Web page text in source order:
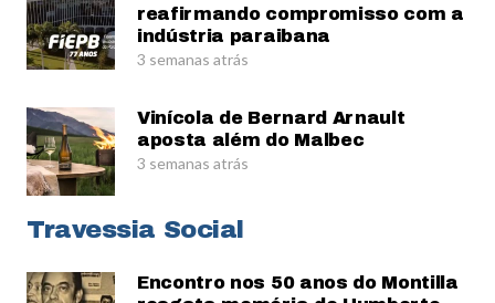
reafirmando compromisso com a
indústria paraibana
3 semanas atrás
Vinícola de Bernard Arnault
aposta além do Malbec
3 semanas atrás
Travessia Social
Encontro nos 50 anos do Montilla